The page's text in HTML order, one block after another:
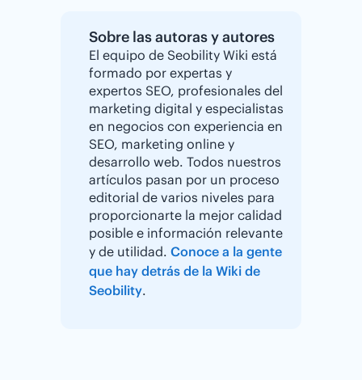
Sobre las autoras y autores
El equipo de Seobility Wiki está
formado por expertas y
expertos SEO, profesionales del
marketing digital y especialistas
en negocios con experiencia en
SEO, marketing online y
desarrollo web. Todos nuestros
artículos pasan por un proceso
editorial de varios niveles para
proporcionarte la mejor calidad
posible e información relevante
y de utilidad. Conoce a la gente
que hay detrás de la Wiki de
Seobility.